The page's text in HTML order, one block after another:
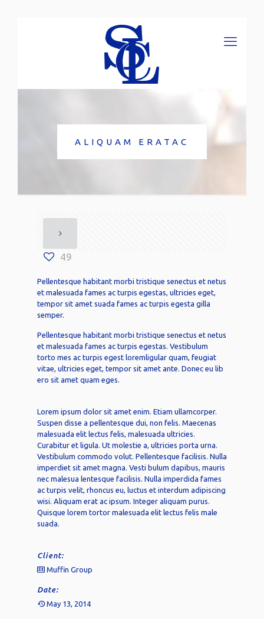
ALIQUAM ERATAC
49
Pellentesque habitant morbi tristique senectus et netus
et malesuada fames ac turpis egestas, ultricies eget,
tempor sit amet suada fames ac turpis egesta gilla
semper.
Pellentesque habitant morbi tristique senectus et netus
et malesuada fames ac turpis egestas. Vestibulum
torto mes ac turpis egest loremligular quam, feugiat
vitae, ultricies eget, tempor sit amet ante. Donec eu lib
ero sit amet quam eges.
Lorem ipsum dolor sit amet enim. Etiam ullamcorper.
Suspen disse a pellentesque dui, non felis. Maecenas
malesuada elit lectus felis, malesuada ultricies.
Curabitur et ligula. Ut molestie a, ultricies porta urna.
Vestibulum commodo volut. Pellentesque facilisis. Nulla
imperdiet sit amet magna. Vesti bulum dapibus, mauris
nec malesua lentesque facilisis. Nulla imperdida fames
ac turpis velit, rhoncus eu, luctus et interdum adipiscing
wisi. Aliquam erat ac ipsum. Integer aliquam purus.
Quisque lorem tortor malesuada elit lectus felis male
suada.
Client:
Muffin Group
Date:
May 13, 2014